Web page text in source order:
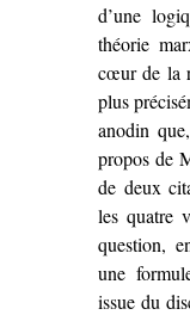
d’une
théorie
cœur de la
plus
anodin
propos de
de deux
les quatre
question,
une
issue du